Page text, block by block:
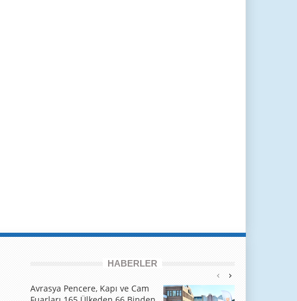
HABERLER
Avrasya Pencere, Kapı ve Cam